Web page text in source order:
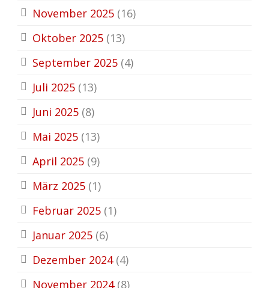
November 2025 (16)
Oktober 2025 (13)
September 2025 (4)
Juli 2025 (13)
Juni 2025 (8)
Mai 2025 (13)
April 2025 (9)
März 2025 (1)
Februar 2025 (1)
Januar 2025 (6)
Dezember 2024(4)
November 2024(8)